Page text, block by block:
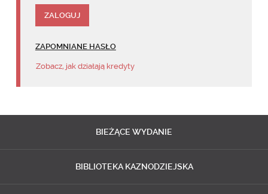
ZAPOMNIANE HASŁO
Zobacz, jak działają kredyty
BIEŻĄCE WYDANIE
BIBLIOTEKA KAZNODZIEJSKA